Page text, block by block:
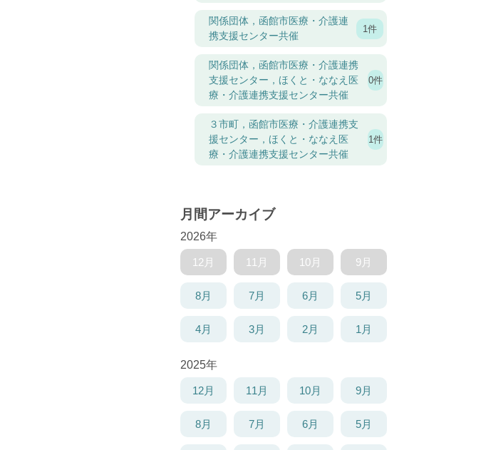
関係団体，函館市医療・介護連
携支援センター共催
1件
関係団体，函館市医療・介護連携
支援センター，ほくと・ななえ医
療・介護連携支援センター共催
0件
３市町，函館市医療・介護連携支
援センター，ほくと・ななえ医
療・介護連携支援センター共催
1件
月間アーカイブ
2026年
12月 11月 10月 9月
8月 7月 6月 5月
4月 3月 2月 1月
2025年
12月 11月 10月 9月
8月 7月 6月 5月